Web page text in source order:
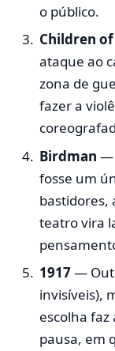
o público.
Children of
ataque ao
zona de
fazer a
Birdman —
fosse um
bastidores,
teatro vira
1917—
invisíveis),
escolha
pausa, em